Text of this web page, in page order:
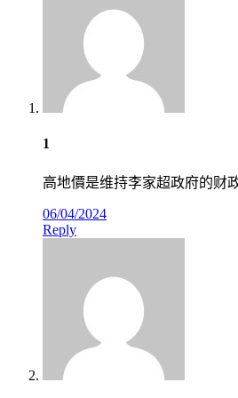
1
高地價是维持李家超政府的财
06/04/2024
Reply